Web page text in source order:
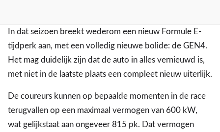
In dat seizoen breekt wederom een nieuw Formule E-
tijdperk aan, met een volledig nieuwe bolide: de GEN4.
Het mag duidelijk zijn dat de auto in alles vernieuwd is,
met niet in de laatste plaats een compleet nieuw uiterlijk.
De coureurs kunnen op bepaalde momenten in de race
terugvallen op een maximaal vermogen van 600 kW,
wat gelijkstaat aan ongeveer 815 pk. Dat vermogen